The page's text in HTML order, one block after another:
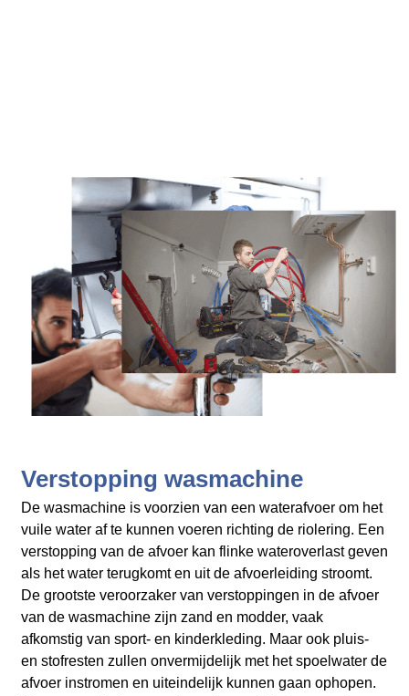
Verstopping wasmachine
De wasmachine is voorzien van een waterafvoer om het
vuile water af te kunnen voeren richting de riolering. Een
verstopping van de afvoer kan flinke wateroverlast geven
als het water terugkomt en uit de afvoerleiding stroomt.
De grootste veroorzaker van verstoppingen in de afvoer
van de wasmachine zijn zand en modder, vaak
afkomstig van sport- en kinderkleding. Maar ook pluis-
en stofresten zullen onvermijdelijk met het spoelwater de
afvoer instromen en uiteindelijk kunnen gaan ophopen.